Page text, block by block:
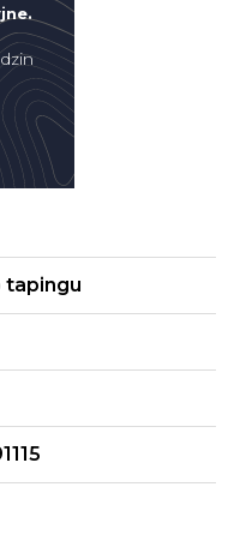
tapingu